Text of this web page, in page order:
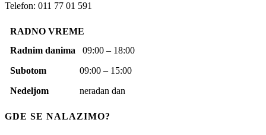
Telefon: 011 77 01 591
RADNO VREME
Radnim danima 09:00 – 18:00
Subotom 09:00 – 15:00
Nedeljom neradan dan
GDE SE NALAZIMO?